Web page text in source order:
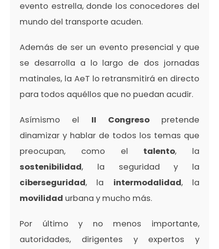
INNOVACIÓN
evento estrella, donde los conocedores del
mundo del transporte acuden.
Además de ser un evento presencial y que
se desarrolla a lo largo de dos jornadas
matinales, la AeT lo retransmitirá en directo
para todos aquéllos que no puedan acudir.
Asímismo el II Congresopretende
dinamizar y hablar de todos los temas que
preocupan, como el talento, la
sostenibilidad, la seguridad y la
ciberseguridad, la intermodalidad, la
movilidad urbana y mucho más.
Por último y no menos importante,
autoridades, dirigentes y expertos y